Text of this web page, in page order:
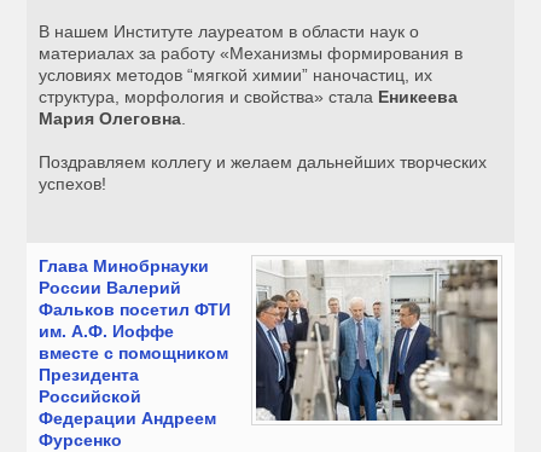
В нашем Институте лауреатом в области наук о
материалах за работу «Механизмы формирования в
условиях методов “мягкой химии” наночастиц, их
структура, морфология и свойства» стала Еникеева
Мария Олеговна
Поздравляем коллегу и желаем дальнейших творческих
успехов!
Глава Минобрнауки
России Валерий
Фальков посетил ФТИ
им. А.Ф. Иоффе
вместе с помощником
Президента
Российской
Федерации Андреем
Фурсенко